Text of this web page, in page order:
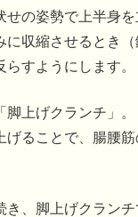
せの姿勢で上半身
に収縮させるとき
らすようにします。
脚上げクランチ」。
げることで、腸腰
き、脚上げクラン